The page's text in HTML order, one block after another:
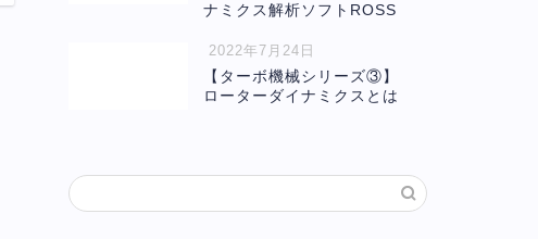
ナミクス解析ソフトROSS
2022年7月24日
【ターボ機械シリーズ③】
ローターダイナミクスとは